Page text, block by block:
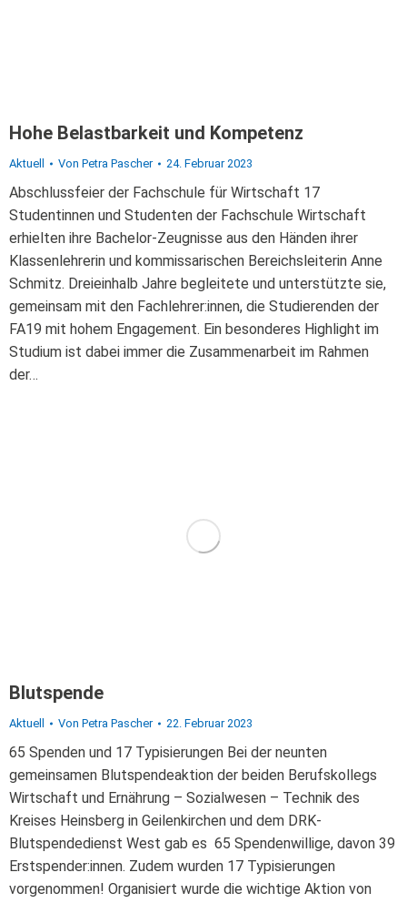
Hohe Belastbarkeit und Kompetenz
Aktuell Von Petra Pascher 24. Februar 2023
Abschlussfeier der Fachschule für Wirtschaft 17
Studentinnen und Studenten der Fachschule Wirtschaft
erhielten ihre Bachelor-Zeugnisse aus den Händen ihrer
Klassenlehrerin und kommissarischen Bereichsleiterin Anne
Schmitz. Dreieinhalb Jahre begleitete und unterstützte sie,
gemeinsam mit den Fachlehrer:innen, die Studierenden der
FA19 mit hohem Engagement. Ein besonderes Highlight im
Studium ist dabei immer die Zusammenarbeit im Rahmen
der…
Blutspende
Aktuell Von Petra Pascher 22. Februar 2023
65 Spenden und 17 Typisierungen Bei der neunten
gemeinsamen Blutspendeaktion der beiden Berufskollegs
Wirtschaft und Ernährung – Sozialwesen – Technik des
Kreises Heinsberg in Geilenkirchen und dem DRK-
Blutspendedienst West gab es 65 Spendenwillige, davon 39
Erstspender:innen. Zudem wurden 17 Typisierungen
vorgenommen! Organisiert wurde die wichtige Aktion von